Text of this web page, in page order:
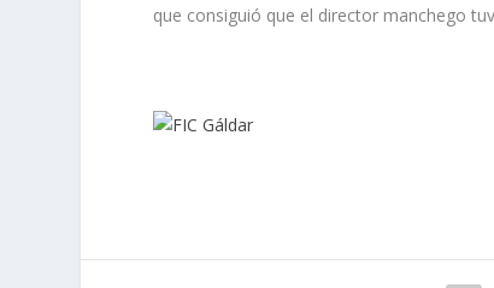
que consiguió que el director manchego